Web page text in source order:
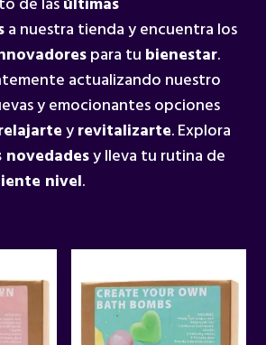
a nuestra tienda y encuentra los
para tu bienestar.
actualizando nuestro
y emocionantes opciones
yrevitalizarte. Explora
y lleva tu rutina de
nivel.